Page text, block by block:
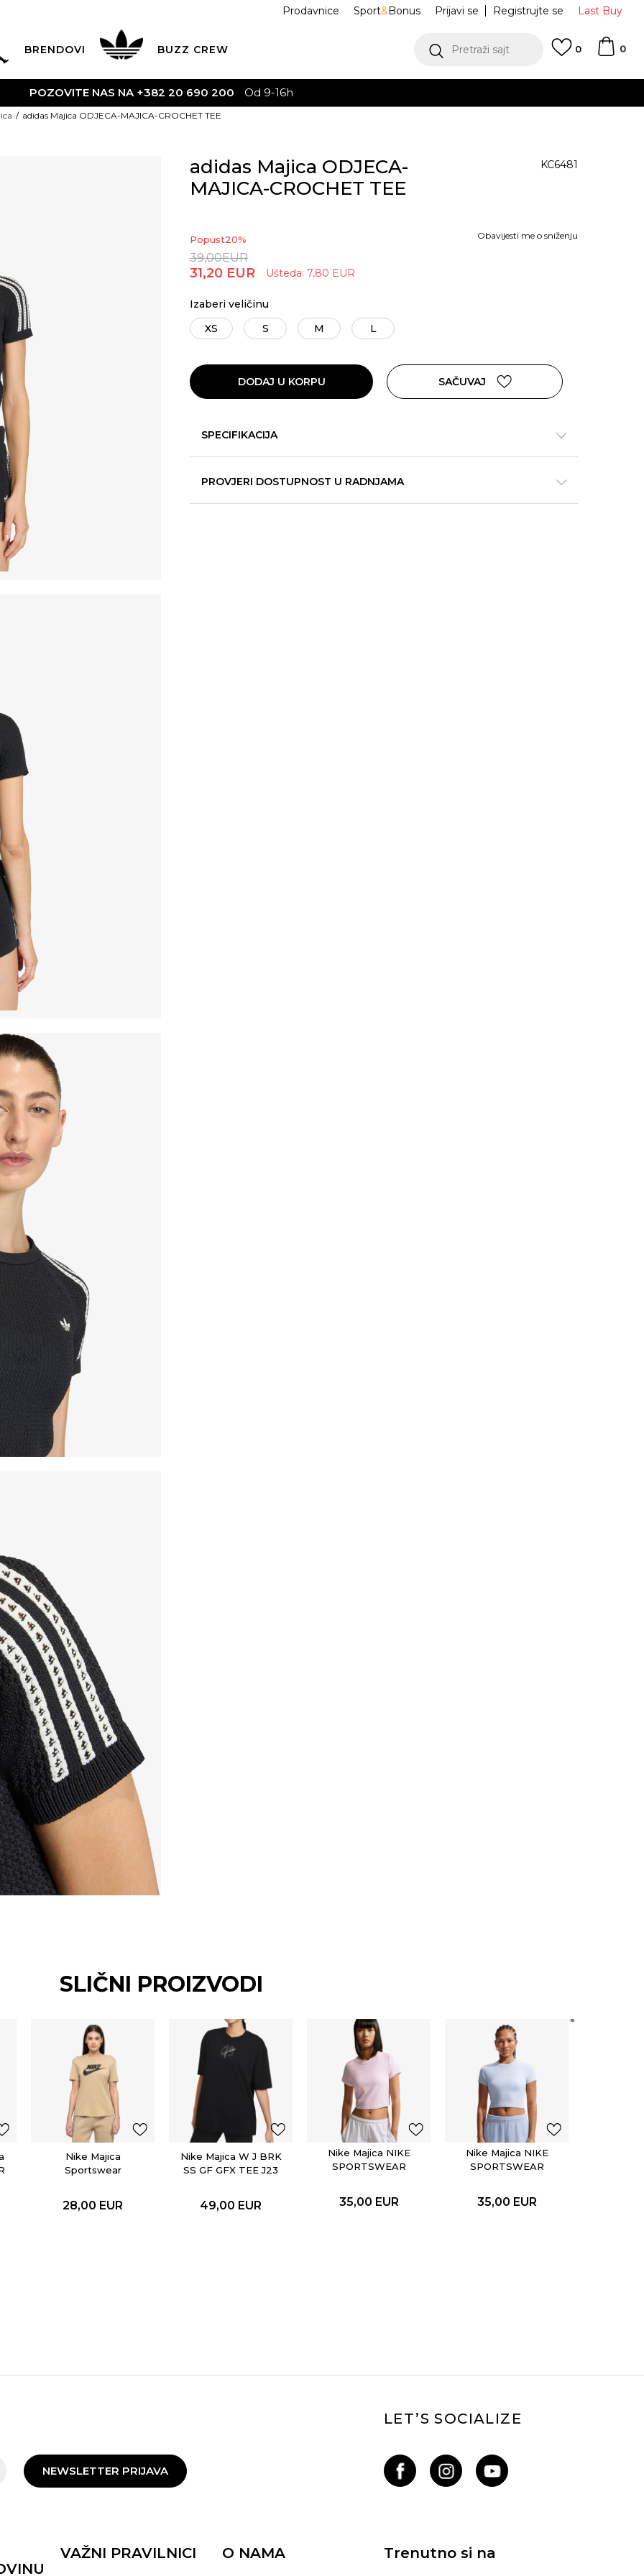
Last Buy
Prijavi se Registrujte se
Prodavnice Sport&Bonus
BRENDOVI BUZZ CREW Pretraži sajt 0
0
POZOVITE NAS NA +382 20 690 200 Od 9-16h
adidas Majica ODJECA-MAJICA-CROCHET TEE
adidas Majica ODJECA-
MAJICA-CROCHET TEE
KC6481
Popust20%
39,00EUR
31,20 EUR Ušteda: 7,80 EUR
Obavijesti me o sniženju
Izaberi veličinu
XS
S M L
DODAJ U KORPU SAČUVAJ
SPECIFIKACIJA
PROVJERI DOSTUPNOST U RADNJAMA
SLIČNI PROIZVODI
Nike Majica
Sportswear
28,00 EUR
Nike Majica W J BRK
SS GF GFX TEE J23
49,00 EUR
Nike Majica NIKE
SPORTSWEAR
35,00 EUR
Nike Majica NIKE
SPORTSWEAR
35,00 EUR
NEWSLETTER PRIJAVA
LET’S SOCIALIZE
VAŽNI PRAVILNICI O NAMA Trenutno si na